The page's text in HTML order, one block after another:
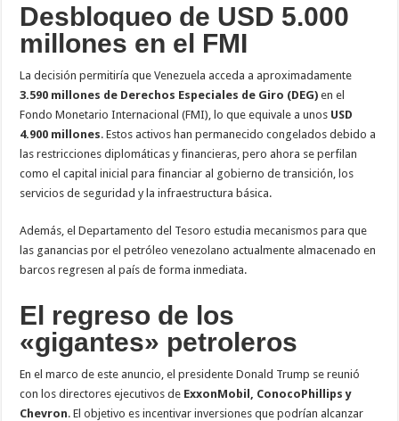
Desbloqueo de USD 5.000
millones en el FMI
La decisión permitiría que Venezuela acceda a aproximadamente
3.590 millones de Derechos Especiales de Giro (DEG) en el
Fondo Monetario Internacional (FMI), lo que equivale a unos USD
4.900 millones. Estos activos han permanecido congelados debido a
las restricciones diplomáticas y financieras, pero ahora se perfilan
como el capital inicial para financiar al gobierno de transición, los
servicios de seguridad y la infraestructura básica.
Además, el Departamento del Tesoro estudia mecanismos para que
las ganancias por el petróleo venezolano actualmente almacenado en
barcos regresen al país de forma inmediata.
El regreso de los
«gigantes» petroleros
En el marco de este anuncio, el presidente Donald Trump se reunió
con los directores ejecutivos de ExxonMobil, ConocoPhillips y
Chevron. El objetivo es incentivar inversiones que podrían alcanzar